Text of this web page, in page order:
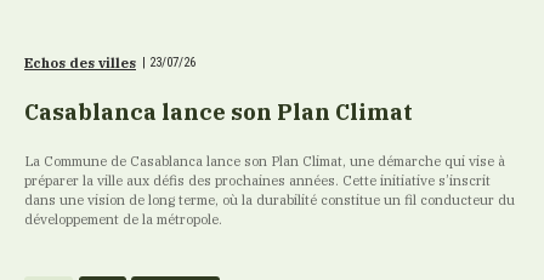
Echos des villes 23/07/26
Casablanca lance son Plan Climat
La Commune de Casablanca lance son Plan Climat, une démarche qui vise à
préparer la ville aux défis des prochaines années. Cette initiative s’inscrit
dans une vision de long terme, où la durabilité constitue un fil conducteur du
développement de la métropole.